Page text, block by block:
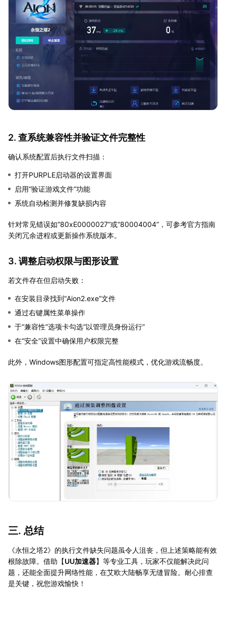
2. 查系统兼容性并验证文件完整性
确认系统配置后执行文件扫描：
打开PURPLE启动器的设置界面
启用“验证游戏文件”功能
系统自动检测并修复缺损内容
针对常见错误如“80xE0000027”或“80004004”，可参考官方指南
关闭冗余进程或更新操作系统版本。
3. 调整启动权限与图形设置
若文件存在但启动失败：
在安装目录找到“Aion2.exe”文件
通过右键属性菜单操作
于“兼容性”选项卡勾选“以管理员身份运行”
在“安全”设置中确保用户权限完整
此外，Windows图形配置可指定高性能模式，优化游戏流畅度。
三. 总结
《永恒之塔2》的执行文件缺失问题虽令人沮丧，但上述策略能有效
根除故障。借助【UU加速器】等专业工具，玩家不仅能解决此问
题，还能全面提升网络性能，在艾欧大陆畅享无缝冒险。耐心排查
是关键，祝您游戏愉快！